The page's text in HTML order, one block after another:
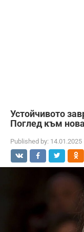
Устойчивото
Поглед към
Published by: 14.01.2025